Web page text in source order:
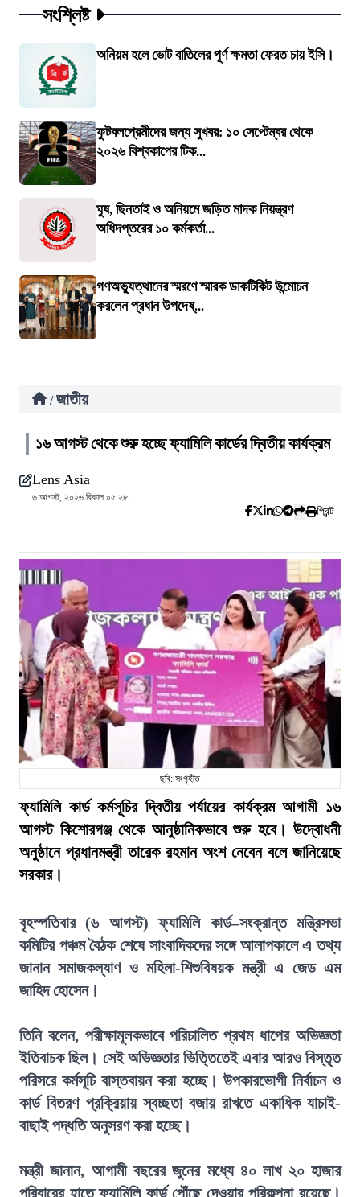
সংশ্লিষ্ট
অনিয়ম হলে ভোট বাতিলের পূর্ণ ক্ষমতা ফেরত চায় ইসি।
ফুটবলপ্রেমীদের জন্য সুখবর: ১০ সেপ্টেম্বর থেকে
২০২৬ বিশ্বকাপের টিক...
ঘুষ, ছিনতাই ও অনিয়মে জড়িত মাদক নিয়ন্ত্রণ
অধিদপ্তরের ১০ কর্মকর্তা...
গণঅভ্যুত্থানের স্মরণে স্মারক ডাকটিকিট উন্মোচন
করলেন প্রধান উপদেষ্...
/ জাতীয়
১৬ আগস্ট থেকে শুরু হচ্ছে ফ্যামিলি কার্ডের দ্বিতীয় কার্যক্রম
Lens Asia
৬ আগস্ট, ২০২৬ বিকাল ০৫:২৮
প্রিন্ট
ছবি: সংগৃহীত
ফ্যামিলি কার্ড কর্মসূচির দ্বিতীয় পর্যায়ের কার্যক্রম আগামী ১৬
আগস্ট কিশোরগঞ্জ থেকে আনুষ্ঠানিকভাবে শুরু হবে। উদ্বোধনী
অনুষ্ঠানে প্রধানমন্ত্রী তারেক রহমান অংশ নেবেন বলে জানিয়েছে
সরকার।
বৃহস্পতিবার (৬ আগস্ট) ফ্যামিলি কার্ড–সংক্রান্ত মন্ত্রিসভা
কমিটির পঞ্চম বৈঠক শেষে সাংবাদিকদের সঙ্গে আলাপকালে এ তথ্য
জানান সমাজকল্যাণ ও মহিলা-শিশুবিষয়ক মন্ত্রী এ জেড এম
জাহিদ হোসেন।
তিনি বলেন, পরীক্ষামূলকভাবে পরিচালিত প্রথম ধাপের অভিজ্ঞতা
ইতিবাচক ছিল। সেই অভিজ্ঞতার ভিত্তিতেই এবার আরও বিস্তৃত
পরিসরে কর্মসূচি বাস্তবায়ন করা হচ্ছে। উপকারভোগী নির্বাচন ও
কার্ড বিতরণ প্রক্রিয়ায় স্বচ্ছতা বজায় রাখতে একাধিক যাচাই-
বাছাই পদ্ধতি অনুসরণ করা হচ্ছে।
মন্ত্রী জানান, আগামী বছরের জুনের মধ্যে ৪০ লাখ ২০ হাজার
পরিবারের হাতে ফ্যামিলি কার্ড পৌঁছে দেওয়ার পরিকল্পনা রয়েছে।